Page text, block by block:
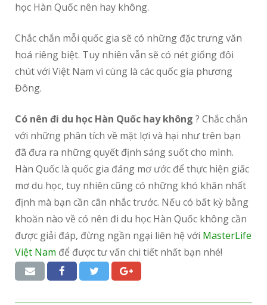
học Hàn Quốc nên hay không.
Chắc chắn mỗi quốc gia sẽ có những đặc trưng văn
hoá riêng biệt. Tuy nhiên vẫn sẽ có nét giống đôi
chút với Việt Nam vì cùng là các quốc gia phương
Đông.
Có nên đi du học Hàn Quốc hay không ? Chắc chắn
với những phân tích về mặt lợi và hại như trên bạn
đã đưa ra những quyết định sáng suốt cho mình.
Hàn Quốc là quốc gia đáng mơ ước để thực hiện giấc
mơ du học, tuy nhiên cũng có những khó khăn nhất
định mà bạn cần cân nhắc trước. Nếu có bất kỳ bằng
khoăn nào về có nên đi du học Hàn Quốc không cần
được giải đáp, đừng ngần ngại liên hệ với MasterLife
Việt Nam để được tư vấn chi tiết nhất bạn nhé!